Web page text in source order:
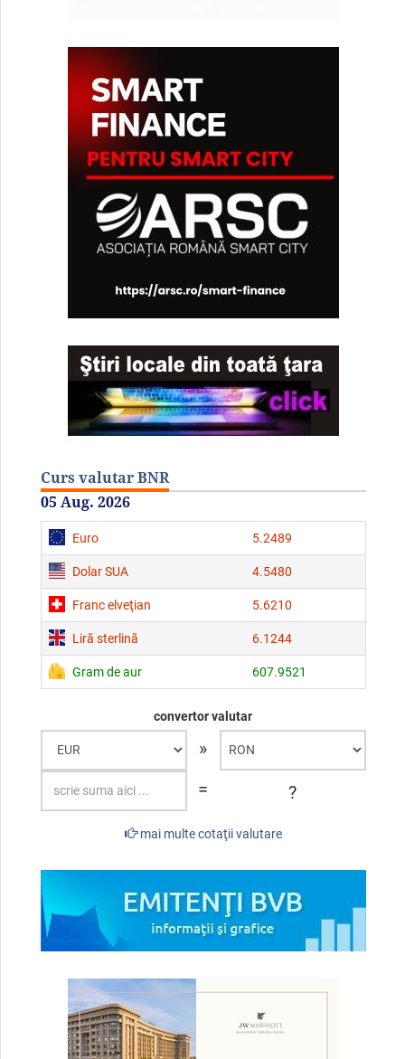
Curs valutar BNR
05 Aug. 2026
Euro 5.2489
Dolar SUA 4.5480
Franc elveţian 5.6210
Liră sterlină 6.1244
Gram de aur 607.9521
convertor valutar
»
=
?
mai multe cotaţii valutare